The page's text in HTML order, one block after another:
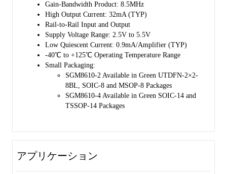
to +125℃ temperature range.
Gain-Bandwidth Product: 8.5MHz
High Output Current: 32mA (TYP)
Rail-to-Rail Input and Output
Supply Voltage Range: 2.5V to 5.5V
Low Quiescent Current: 0.9mA/Amplifier (TYP)
-40℃ to +125℃ Operating Temperature Range
Small Packaging:
SGM8610-2 Available in Green UTDFN-2×2-
8BL, SOIC-8 and MSOP-8 Packages
SGM8610-4 Available in Green SOIC-14 and
TSSOP-14 Packages
アプリケーション